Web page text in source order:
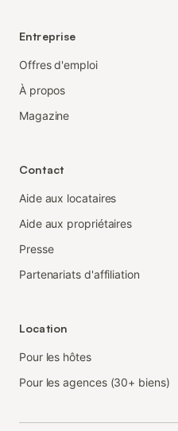
Entreprise
Offres d'emploi
À propos
Magazine
Contact
Aide aux locataires
Aide aux propriétaires
Presse
Partenariats d'affiliation
Location
Pour les hôtes
Pour les agences (30+ biens)